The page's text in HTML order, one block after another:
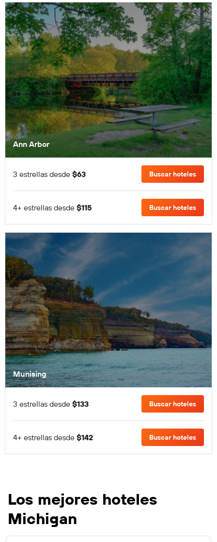
Ann Arbor
3 estrellas desde $63 Buscar hoteles
4+ estrellas desde $115 Buscar hoteles
Munising
3 estrellas desde $133 Buscar hoteles
4+ estrellas desde $142 Buscar hoteles
Los mejores hoteles
Michigan